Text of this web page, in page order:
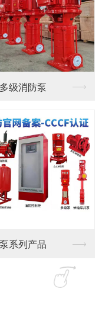
无负压罐